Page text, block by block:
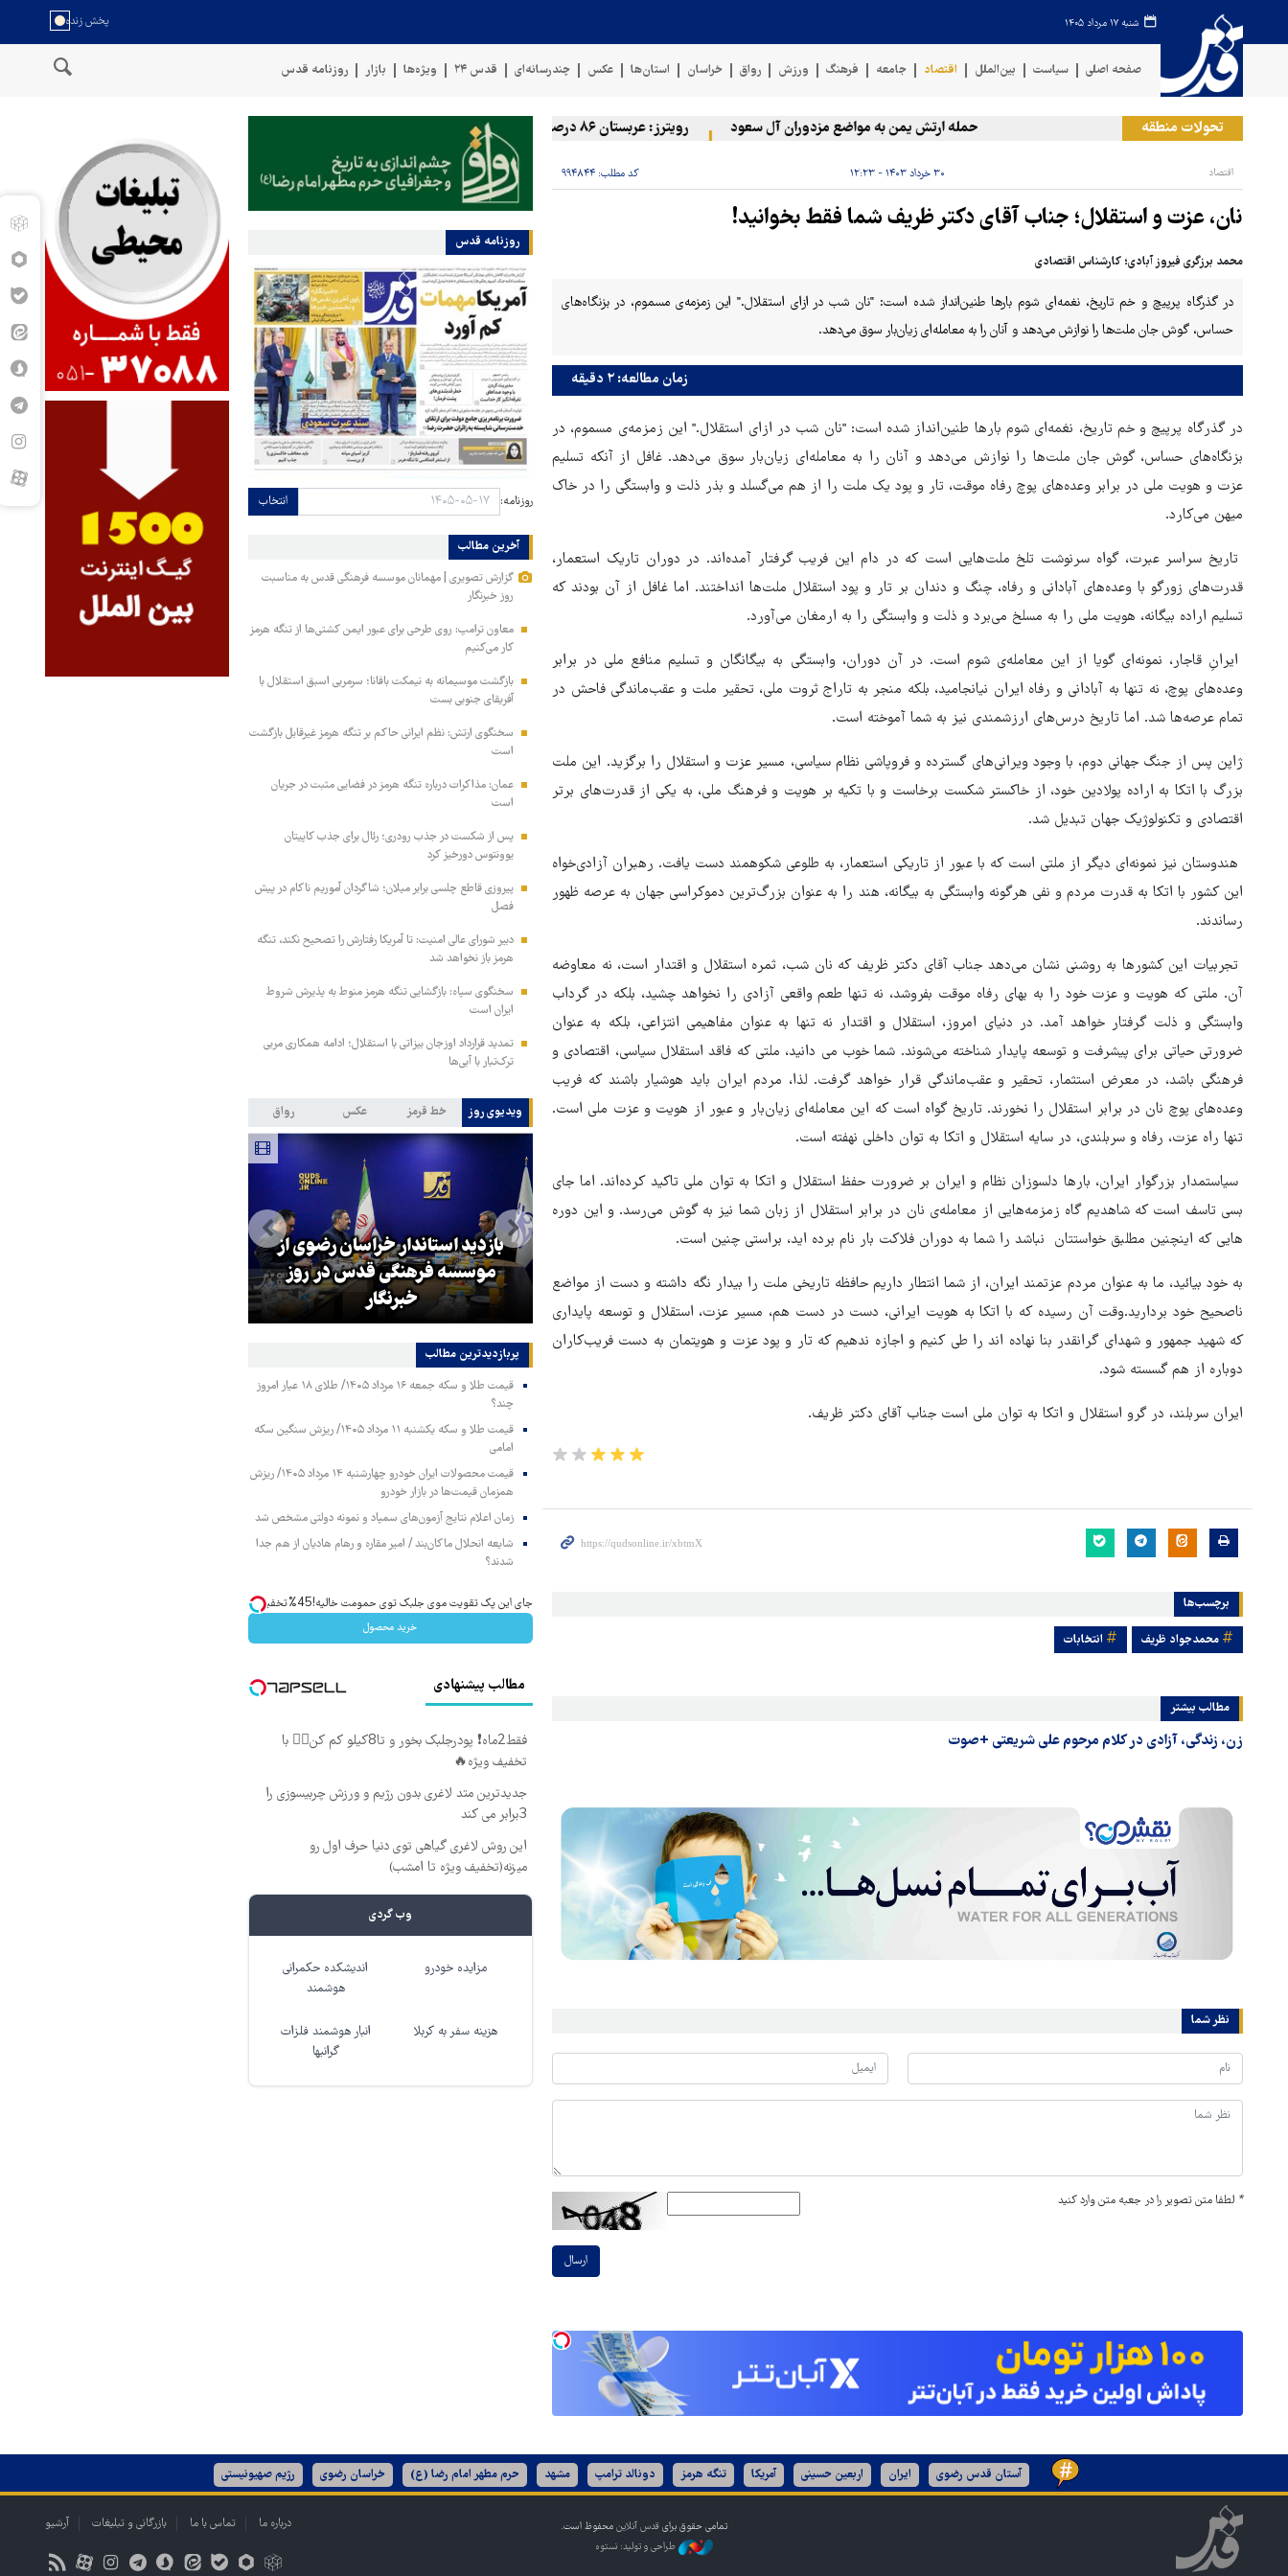
شنبه ۱۷ مرداد ۱۴۰۵
صفحه اصلی سیاست بین‌الملل اقتصاد جامعه فرهنگ ورزش رواق خراسان استان‌ها عکس چندرسانه‌ای قدس ۲۴ ویژه‌ها بازار روزنامه قدس
تحولات منطقه حمله ارتش یمن به مواضع مزدوران آل سعود رویترز: عربستان ۸۶ درصد از موشک‌های پاتریوت خود را استفاده کرده است
اقتصاد ۳۰ خرداد ۱۴۰۳ - ۱۲:۲۳ کد مطلب: ۹۹۴۸۴۴
نان، عزت و استقلال؛ جناب آقای دکتر ظریف شما فقط بخوانید!
محمد برزگری فیروز آبادی؛ کارشناس اقتصادی
در گذرگاه پرپیچ و خم تاریخ، نغمه‌ای شوم بارها طنین‌انداز شده است: "نان شب در ازای استقلال." این زمزمه‌ی مسموم، در بزنگاه‌های
حساس، گوش جان ملت‌ها را نوازش می‌دهد و آنان را به معامله‌ای زیان‌بار سوق می‌دهد.
زمان مطالعه: ۲ دقیقه
در گذرگاه پرپیچ و خم تاریخ، نغمه‌ای شوم بارها طنین‌انداز شده است: "نان شب در ازای استقلال." این زمزمه‌ی مسموم، در
بزنگاه‌های حساس، گوش جان ملت‌ها را نوازش می‌دهد و آنان را به معامله‌ای زیان‌بار سوق می‌دهد. غافل از آنکه تسلیم
عزت و هویت ملی در برابر وعده‌های پوچ رفاه موقت، تار و پود یک ملت را از هم می‌گسلد و بذر ذلت و وابستگی را در خاک
میهن می‌کارد.
تاریخ سراسر عبرت، گواه سرنوشت تلخ ملت‌هایی است که در دام این فریب گرفتار آمده‌اند. در دوران تاریک استعمار،
قدرت‌های زورگو با وعده‌های آبادانی و رفاه، چنگ و دندان بر تار و پود استقلال ملت‌ها انداختند. اما غافل از آن بودند که
تسلیم اراده بیگانه، هویت ملی را به مسلخ می‌برد و ذلت و وابستگی را به ارمغان می‌آورد.
ایرانِ قاجار، نمونه‌ای گویا از این معامله‌ی شوم است. در آن دوران، وابستگی به بیگانگان و تسلیم منافع ملی در برابر
وعده‌های پوچ، نه تنها به آبادانی و رفاه ایران نیانجامید، بلکه منجر به تاراج ثروت ملی، تحقیر ملت و عقب‌ماندگی فاحش در
تمام عرصه‌ها شد. اما تاریخ درس‌های ارزشمندی نیز به شما آموخته است.
ژاپن پس از جنگ جهانی دوم، با وجود ویرانی‌های گسترده و فروپاشی نظام سیاسی، مسیر عزت و استقلال را برگزید. این ملت
بزرگ با اتکا به اراده پولادین خود، از خاکستر شکست برخاست و با تکیه بر هویت و فرهنگ ملی، به یکی از قدرت‌های برتر
اقتصادی و تکنولوژیک جهان تبدیل شد.
هندوستان نیز نمونه‌ای دیگر از ملتی است که با عبور از تاریکی استعمار، به طلوعی شکوهمند دست یافت. رهبران آزادی‌خواه
این کشور با اتکا به قدرت مردم و نفی هرگونه وابستگی به بیگانه، هند را به عنوان بزرگ‌ترین دموکراسی جهان به عرصه ظهور
رساندند.
تجربیات این کشورها به روشنی نشان می‌دهد جناب آقای دکتر ظریف که نان شب، ثمره استقلال و اقتدار است، نه معاوضه
آن. ملتی که هویت و عزت خود را به بهای رفاه موقت بفروشد، نه تنها طعم واقعی آزادی را نخواهد چشید، بلکه در گرداب
وابستگی و ذلت گرفتار خواهد آمد. در دنیای امروز، استقلال و اقتدار نه تنها به عنوان مفاهیمی انتزاعی، بلکه به عنوان
ضرورتی حیاتی برای پیشرفت و توسعه پایدار شناخته می‌شوند. شما خوب می دانید، ملتی که فاقد استقلال سیاسی، اقتصادی و
فرهنگی باشد، در معرض استثمار، تحقیر و عقب‌ماندگی قرار خواهد گرفت. لذا، مردم ایران باید هوشیار باشند که فریب
وعده‌های پوچ نان در برابر استقلال را نخورند. تاریخ گواه است که این معامله‌ای زیان‌بار و عبور از هویت و عزت ملی است.
تنها راه عزت، رفاه و سربلندی، در سایه استقلال و اتکا به توان داخلی نهفته است.
سیاستمدار بزرگوار ایران، بارها دلسوزان نظام و ایران بر ضرورت حفظ استقلال و اتکا به توان ملی تاکید کرده‌اند. اما جای
بسی تاسف است که شاهدیم گاه زمزمه‌هایی از معامله‌ی نان در برابر استقلال از زبان شما نیز به گوش می‌رسد. و این دوره
هایی که اینچنین مطلبق خواستتان نباشد را شما به دوران فلاکت بار نام برده اید، براستی چنین است.
به خود بیائید، ما به عنوان مردم عزتمند ایران، از شما انتطار داریم حافظه تاریخی ملت را بیدار نگه داشته و دست از مواضع
ناصحیح خود بردارید.وقت آن رسیده که با اتکا به هویت ایرانی، دست در دست هم، مسیر عزت، استقلال و توسعه پایداری
که شهید جمهور و شهدای گرانقدر بنا نهاده اند را طی کنیم و اجازه ندهیم که تار و پود عزت و هویتمان به دست فریب‌کاران
دوباره از هم گسسته شود.
ایران سربلند، در گرو استقلال و اتکا به توان ملی است جناب آقای دکتر ظریف.
برچسب‌ها
محمدجواد ظریف انتخابات
مطالب بیشتر
زن، زندگی، آزادی در کلام مرحوم علی شریعتی +صوت
نظر شما
* لطفا متن تصویر را در جعبه متن وارد کنید
ارسال
روزنامه قدس
روزنامه: انتخاب
آخرین مطالب
گزارش تصویری | مهمانان موسسه فرهنگی قدس به مناسبت
روز خبرنگار
معاون ترامپ: روی طرحی برای عبور ایمن کشتی‌ها از تنگه هرمز
کار می‌کنیم
بازگشت موسیمانه به نیمکت بافانا؛ سرمربی اسبق استقلال با
آفریقای جنوبی بست
سخنگوی ارتش: نظم ایرانی حاکم بر تنگه هرمز غیرقابل بازگشت
است
عمان: مذاکرات درباره تنگه هرمز در فضایی مثبت در جریان
است
پس از شکست در جذب رودری؛ رئال برای جذب کاپیتان
یوونتوس دورخیز کرد
پیروزی قاطع چلسی برابر میلان؛ شاگردان آموریم ناکام در پیش
فصل
دبیر شورای عالی امنیت: تا آمریکا رفتارش را تصحیح نکند، تنگه
هرمز باز نخواهد شد
سخنگوی سپاه: بازگشایی تنگه هرمز منوط به پذیرش شروط
ایران است
تمدید قرارداد اوزجان بیزاتی با استقلال؛ ادامه همکاری مربی
ترک‌تبار با آبی‌ها
ویدیوی روز خط قرمز عکس رواق
بازگشایی تنگه هرمز منوط به
پذیرش شروط ایران از سوی آمریکا
است
پزشکیان: گفت‌وگوها آمریکا را
مجبور به همراهی کرد
بازدید استاندار خراسان رضوی از
موسسه فرهنگی قدس در روز
خبرنگار
پربازدیدترین‌ مطالب
قیمت طلا و سکه جمعه ۱۶ مرداد ۱۴۰۵/ طلای ۱۸ عیار امروز
چند؟
قیمت طلا و سکه یکشنبه ۱۱ مرداد ۱۴۰۵/ ریزش سنگین سکه
امامی
قیمت محصولات ایران خودرو چهارشنبه ۱۴ مرداد ۱۴۰۵/ ریزش
همزمان قیمت‌ها در بازار خودرو
زمان اعلام نتایج آزمون‌های سمپاد و نمونه دولتی مشخص شد
شایعه انحلال ماکان‌بند / امیر مقاره و رهام هادیان از هم جدا
شدند؟
جای این پک تقویت موی جلبک توی حمومت خالیه!45%تخفیف
خرید محصول
مطالب پیشنهادی
فقط2ماه❗ پودرجلبک بخور و تا8کیلو کم کن👌🏻 با
تخفیف ویژه🔥
جدیدترین متد لاغری بدون رژیم و ورزش چربیسوزی را
3برابر می کند
این روش لاغری گیاهی توی دنیا حرف اول رو
میزنه(تخفیف ویژه تا امشب)
وب گردی
مزایده خودرو
اندیشکده حکمرانی
هوشمند
هزینه سفر به کربلا
انبار هوشمند فلزات
گرانبها
آستان قدس رضوی ایران اربعین حسینی آمریکا تنگه هرمز دونالد ترامپ مشهد حرم مطهر امام رضا (ع) خراسان رضوی رژیم صهیونیستی
تمامی حقوق برای قدس آنلاین محفوظ است.
طراحی و تولید: نستوه
درباره ما تماس با ما بازرگانی و تبلیغات آرشیو